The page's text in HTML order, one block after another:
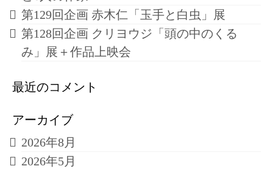
第129回企画 赤木仁「玉手と白虫」展
第128回企画 クリヨウジ「頭の中のくる
み」展＋作品上映会
最近のコメント
アーカイブ
2026年8月
2026年5月